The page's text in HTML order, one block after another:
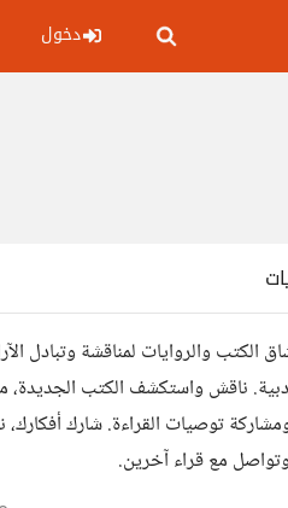
دخول
الكتب والروايات لمناقشة وتبادل
ناقش واستكشف الكتب الجديدة،
توصيات القراءة. شارك
مع قراء آخرين.